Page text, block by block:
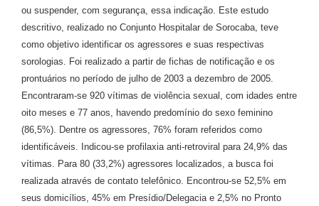
ou suspender, com segurança, essa indicação. Este estudo
descritivo, realizado no Conjunto Hospitalar de Sorocaba, teve
como objetivo identificar os agressores e suas respectivas
sorologias. Foi realizado a partir de fichas de notificação e os
prontuários no período de julho de 2003 a dezembro de 2005.
Encontraram-se 920 vítimas de violência sexual, com idades entre
oito meses e 77 anos, havendo predomínio do sexo feminino
(86,5%). Dentre os agressores, 76% foram referidos como
identificáveis. Indicou-se profilaxia anti-retroviral para 24,9% das
vítimas. Para 80 (33,2%) agressores localizados, a busca foi
realizada através de contato telefônico. Encontrou-se 52,5% em
seus domicílios, 45% em Presídio/Delegacia e 2,5% no Pronto